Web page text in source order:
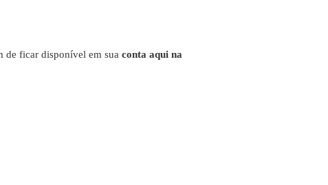
de ficar disponível em sua conta aqui na